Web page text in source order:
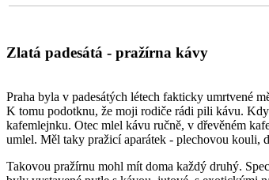
Zlatá padesátá - pražírna kávy
Praha byla v padesátých létech fakticky umrtvené
K tomu podotknu, že moji rodiče rádi pili kávu.
kafemlejnku. Otec mlel kávu ručně, v dřevěném
umlel. Měl taky pražicí aparátek - plechovou kouli,
Takovou pražírnu mohl mít doma každý druhý.